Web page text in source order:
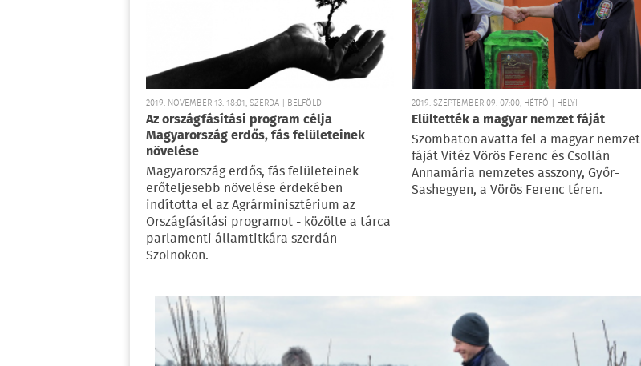
2019. NOVEMBER 13. 18:01, SZERDA | BELFÖLD
Az országfásítási program célja
Magyarország erdős, fás felületeinek
növelése
Magyarország erdős, fás felületeinek
erőteljesebb növelése érdekében
indította el az Agrárminisztérium az
Országfásítási programot - közölte a tárca
parlamenti államtitkára szerdán
Szolnokon.
2019. SZEPTEMBER 09. 07:00, HÉTFŐ | HELYI
Elültették a magyar nemzet fáját
Szombaton avatta fel a magyar nemzet
fáját Vitéz Vörös Ferenc és Csollán
Annamária nemzetes asszony, Győr-
Sashegyen, a Vörös Ferenc téren.